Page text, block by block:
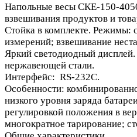
Напольные весы СКЕ-150-
взвешивания продуктов и
Стойка в комплекте. Режимы:
измерений; взвешивание
Яркий светодиодный
нержавеющей стали.
Интерфейс: RS-232С.
Особенности:
низкого уровня заряда
регулировкой положения в
многократное тарирование;